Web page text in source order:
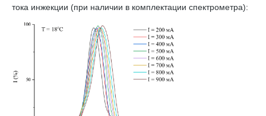
тока инжекции (при наличии в комплектации спектрометра):